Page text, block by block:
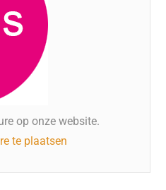
op onze website.
te plaatsen